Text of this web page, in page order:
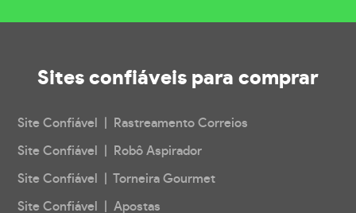
Sites confiáveis para comprar
Site Confiável | Rastreamento Correios
Site Confiável | Robô Aspirador
Site Confiável | Torneira Gourmet
Site Confiável | Apostas